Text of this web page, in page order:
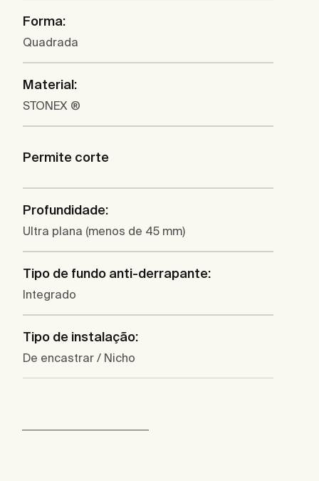
Forma:
Quadrada
Material:
STONEX ®
Permite corte
Profundidade:
Ultra plana (menos de 45 mm)
Tipo de fundo anti-derrapante:
Integrado
Tipo de instalação:
De encastrar / Nicho